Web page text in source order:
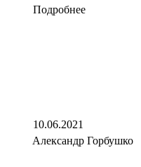
Подробнее
10.06.2021
Александр Горбушко